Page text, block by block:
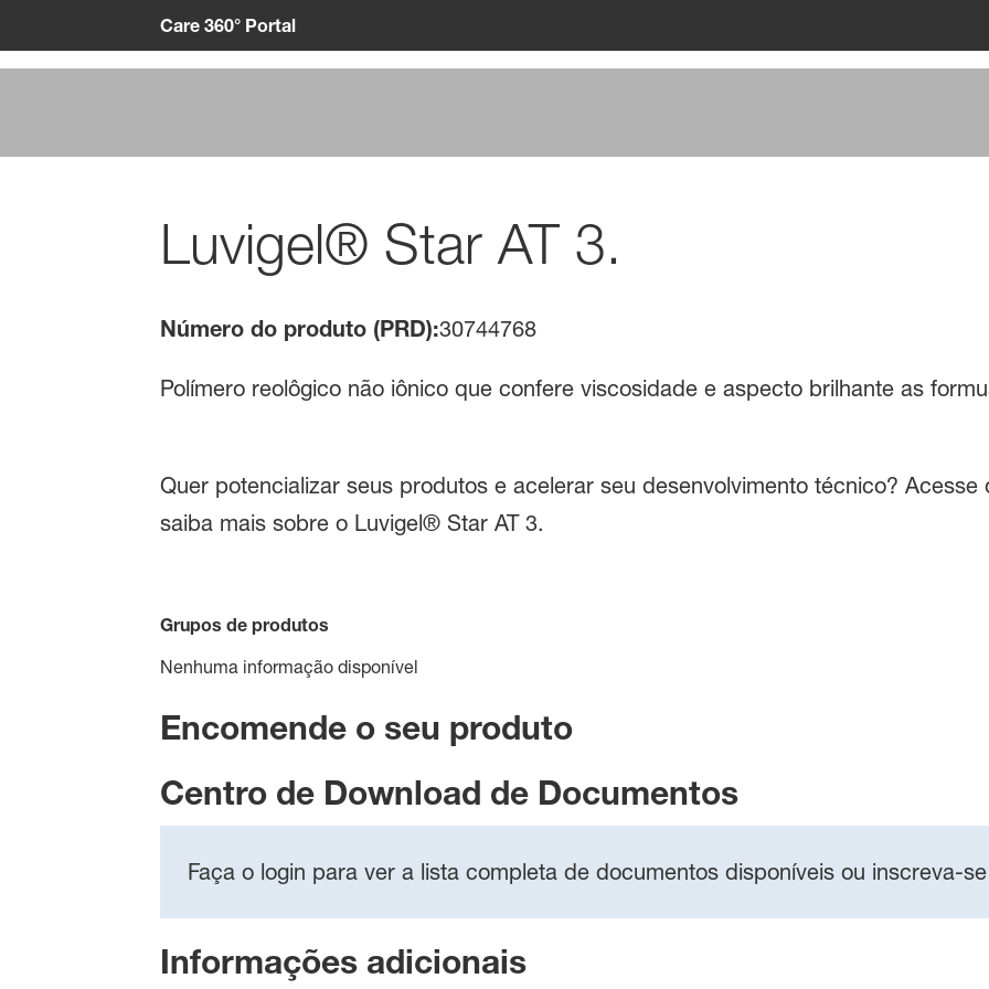
Care 360° Portal
Luvigel® Star AT 3.
Número do produto (PRD):30744768
Polímero reolôgico não iônico que confere viscosidade e aspecto brilhante as
Quer potencializar seus produtos e acelerar seu desenvolvimento técnico?
saiba mais sobre o Luvigel® Star AT 3.
Grupos de produtos
Nenhuma informação disponível
Encomende o seu produto
Centro de Download de Documentos
Faça o login para ver a lista completa de documentos disponíveis ou inscreva-se
Informações adicionais